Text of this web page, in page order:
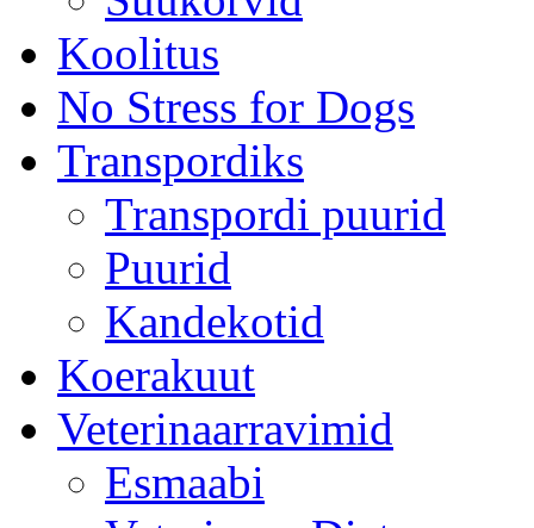
Koolitus
No Stress for Dogs
Transpordiks
Transpordi puurid
Puurid
Kandekotid
Koerakuut
Veterinaarravimid
Esmaabi